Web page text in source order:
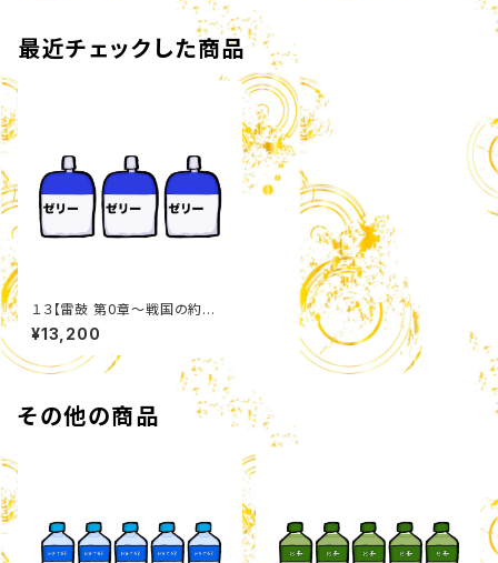
最近チェックした商品
１３【雷鼓 第0章〜戦国の約
束〜】 栄養ゼリー詰め合わせセ
ット
¥13,200
その他の商品